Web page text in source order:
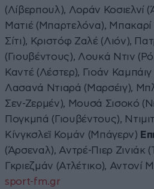
(Λίβερπουλ), Λοράν Κοσιελνί
Ματιέ (Μπαρτελόνα),
Σίτι), Κριστόφ Ζαλέ (Λιόν),
(Γιουβέντους), Λουκά Ντιν
Καντέ (Λέστερ), Γιοάν
Λασανά Ντιαρά (Μαρσέιγ),
Σεν-Ζερμέν), Μουσά Σισοκό
Πογκμπά (Γιουβέντους),
Κίνγκσλεϊ Κομάν (Μπάγερν)
(Άρσεναλ), Αντρέ-Πιερ Ζινιάκ
Γκριεζμάν (Ατλέτικο), Αντονί
sport-fm.gr